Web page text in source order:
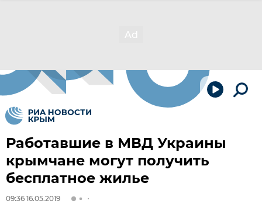
Работавшие в МВД Украины
крымчане могут получить
бесплатное жилье
09:36 16.05.2019